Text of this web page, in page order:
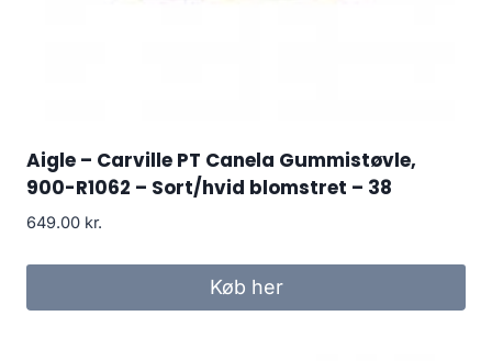
Aigle – Carville PT Canela Gummistøvle,
900-R1062 – Sort/hvid blomstret – 38
649.00 kr.
Køb her